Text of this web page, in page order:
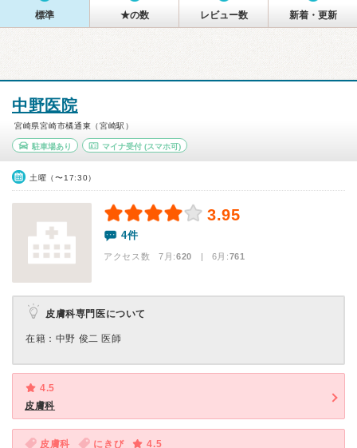
標準 ★の数 レビュー数 新着・更新
中野医院
宮崎県宮崎市橘通東（宮崎駅）
駐車場あり マイナ受付(スマホ可)
土曜（〜17:30）
3.95
4件
アクセス数 7月:620 | 6月:761
皮膚科専門医について
在籍：中野 俊二 医師
4.5
皮膚科
皮膚科 にきび
4.5